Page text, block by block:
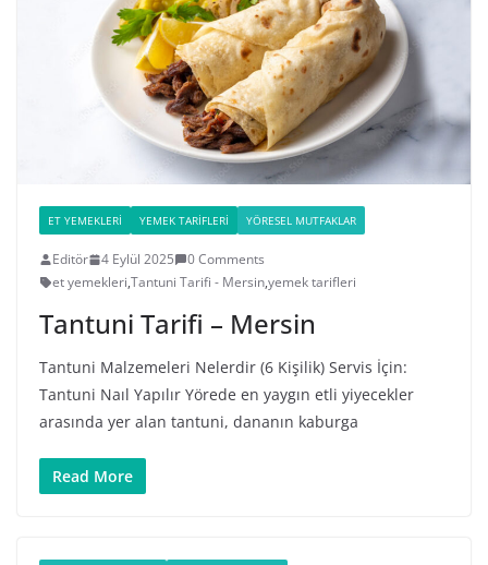
ET YEMEKLERI YEMEK TARIFLERI YÖRESEL MUTFAKLAR
Editör 4 Eylül 2025
0 Comments
et yemekleri,Tantuni Tarifi - Mersin,yemek tarifleri
Tantuni Tarifi – Mersin
Tantuni Malzemeleri Nelerdir (6 Kişilik) Servis İçin:
Tantuni Naıl Yapılır Yörede en yaygın etli yiyecekler
arasında yer alan tantuni, dananın kaburga
Read More